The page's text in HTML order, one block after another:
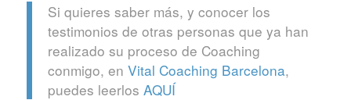
Si quieres saber más, y conocer los
testimonios de otras personas que ya han
realizado su proceso de Coaching
conmigo, en Vital Coaching Barcelona,
puedes leerlos AQUÍ